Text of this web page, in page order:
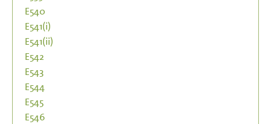
E540
E541(i)
E541(ii)
E542
E543
E544
E545
E546